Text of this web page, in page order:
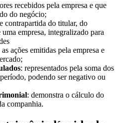
recebidos pela empresa e que
do negócio;
contrapartida do titular, do
empresa, integralizado para
as ações emitidas pela empresa e
: representados pela soma dos
podendo ser negativo ou
: demonstra o cálculo do
companhia.